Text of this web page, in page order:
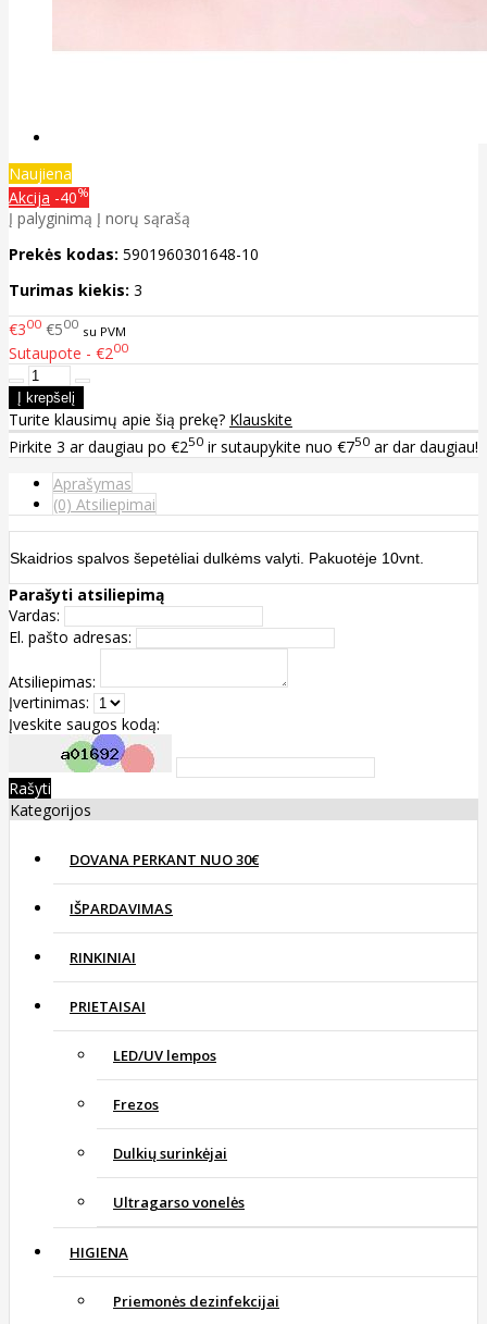
Naujiena
Akcija -40%
Į palyginimą Į norų sąrašą
Prekės kodas: 5901960301648-10
Turimas kiekis: 3
€300 €500 su PVM
Sutaupote - €200
Turite klausimų apie šią prekę? Klauskite
Pirkite 3 ar daugiau po €250 ir sutaupykite nuo €750 ar dar daugiau!
Aprašymas
(0) Atsiliepimai
Skaidrios spalvos šepetėliai dulkėms valyti. Pakuotėje 10vnt.
Parašyti atsiliepimą
Vardas:
El. pašto adresas:
Atsiliepimas:
Įvertinimas:
Įveskite saugos kodą:
Rašyti
Kategorijos
DOVANA PERKANT NUO 30€
IŠPARDAVIMAS
RINKINIAI
PRIETAISAI
LED/UV lempos
Frezos
Dulkių surinkėjai
Ultragarso vonelės
HIGIENA
Priemonės dezinfekcijai